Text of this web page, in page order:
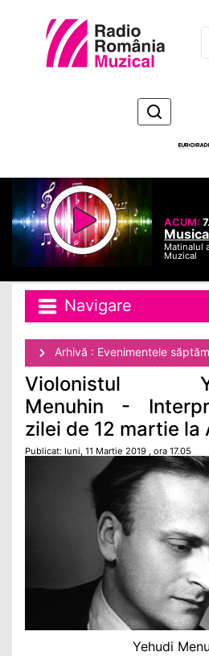
ACUM:
Matinalul
Muzical
Navigare
Arhivă : Evenimentele
Violonistul
Menuhin -
zilei de 12 martie la
Publicat: luni, 11 Martie 2019 , ora 17.05
Yehudi